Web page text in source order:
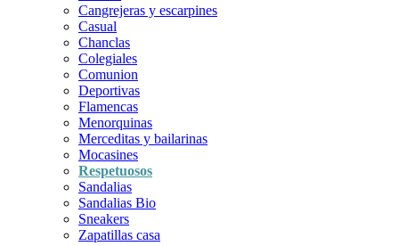
Cangrejeras y escarpines
Casual
Chanclas
Colegiales
Comunion
Deportivas
Flamencas
Menorquinas
Merceditas y bailarinas
Mocasines
Respetuosos
Sandalias
Sandalias Bio
Sneakers
Zapatillas casa